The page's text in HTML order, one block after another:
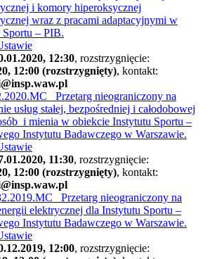
i komory hiperoksycznej
wraz z pracami adaptacyjnymi w
Sportu – PIB.
12:30, rozstrzygnięcie:
12:00 (rozstrzygnięty), kontakt:
Przetarg nieograniczony na
usług stałej, bezpośredniej i całodobowej
i mienia w obiekcie Instytutu Sportu –
Instytutu Badawczego w Warszawie.
11:30, rozstrzygnięcie:
12:00 (rozstrzygnięty), kontakt:
Przetarg nieograniczony na
elektrycznej dla Instytutu Sportu –
Instytutu Badawczego w Warszawie.
12:00, rozstrzygnięcie: